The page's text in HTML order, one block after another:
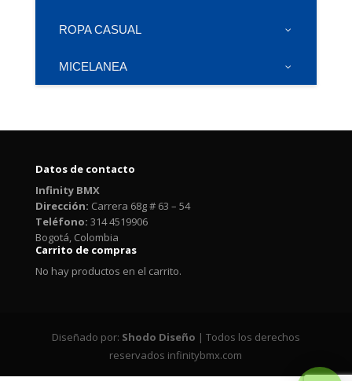
ROPA CASUAL
MICELANEA
Datos de contacto
Infinity BMX
Dirección: Carrera 68g # 63 – 54
Teléfono: 314 4519906
Bogotá, Colombia
Carrito de compras
No hay productos en el carrito.
Diseñado por: Shodo Diseño | Todos los derechos
reservados infinitybmx.com